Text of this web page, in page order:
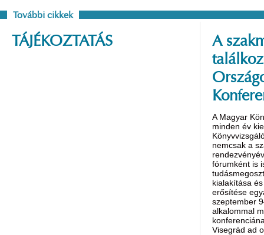
További cikkek
TÁJÉKOZTATÁS
A
A Magyar
minden év
nemcsak a
fórumként is
kialakítása
erősítése
szeptember
alkalommal
Visegrád ad